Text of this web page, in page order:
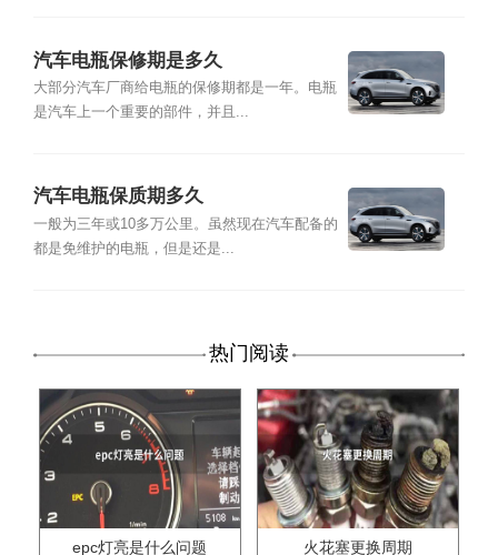
汽车电瓶保修期是多久
大部分汽车厂商给电瓶的保修期都是一年。电瓶
是汽车上一个重要的部件，并且...
汽车电瓶保质期多久
一般为三年或10多万公里。虽然现在汽车配备的
都是免维护的电瓶，但是还是...
热门阅读
epc灯亮是什么问题 火花塞更换周期